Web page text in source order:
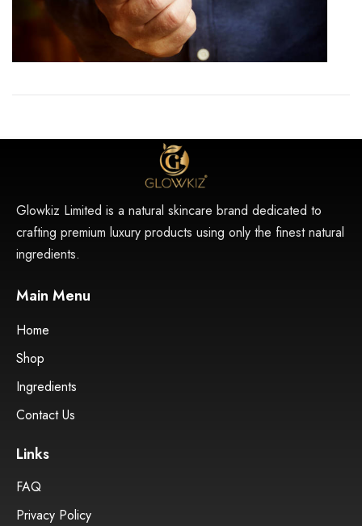
Glowkiz Limited is a natural skincare brand dedicated to
crafting premium luxury products using only the finest natural
ingredients.
Main Menu
Home
Shop
Ingredients
Contact Us
Links
FAQ
Privacy Policy